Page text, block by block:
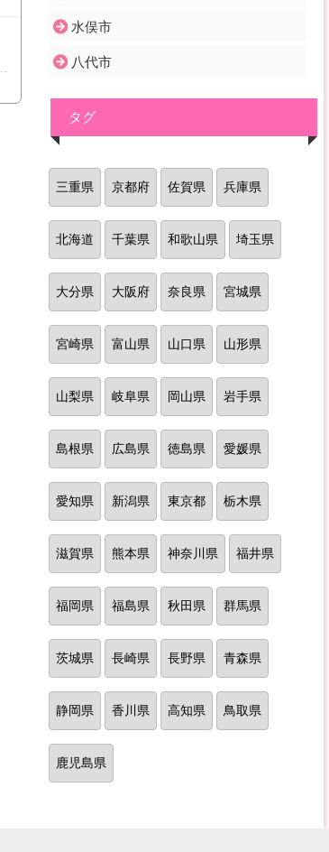
水俣市
八代市
タグ
三重県 京都府 佐賀県 兵庫県
北海道 千葉県 和歌山県 埼玉県
大分県 大阪府 奈良県 宮城県
宮崎県 富山県 山口県 山形県
山梨県 岐阜県 岡山県 岩手県
島根県 広島県 徳島県 愛媛県
愛知県 新潟県 東京都 栃木県
滋賀県 熊本県 神奈川県 福井県
福岡県 福島県 秋田県 群馬県
茨城県 長崎県 長野県 青森県
静岡県 香川県 高知県 鳥取県
鹿児島県